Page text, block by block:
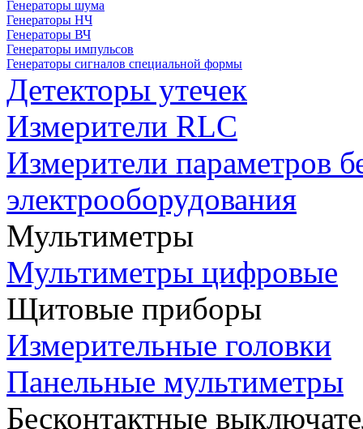
Генераторы шума
Генераторы НЧ
Генераторы ВЧ
Генераторы импульсов
Генераторы сигналов специальной формы
Детекторы утечек
Измерители RLC
Измерители параметров
электрооборудования
Мультиметры
Мультиметры цифровые
Щитовые приборы
Измерительные головки
Панельные мультиметры
Бесконтактные